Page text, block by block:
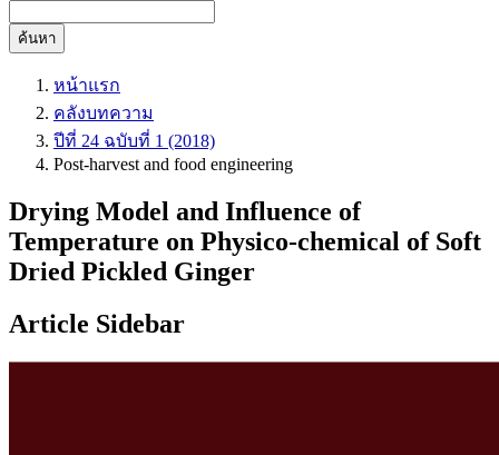
ค้นหา
หน้าแรก
คลังบทความ
ปีที่ 24 ฉบับที่ 1 (2018)
Post-harvest and food engineering
Drying Model and Influence of
Temperature on Physico-chemical of Soft
Dried Pickled Ginger
Article Sidebar